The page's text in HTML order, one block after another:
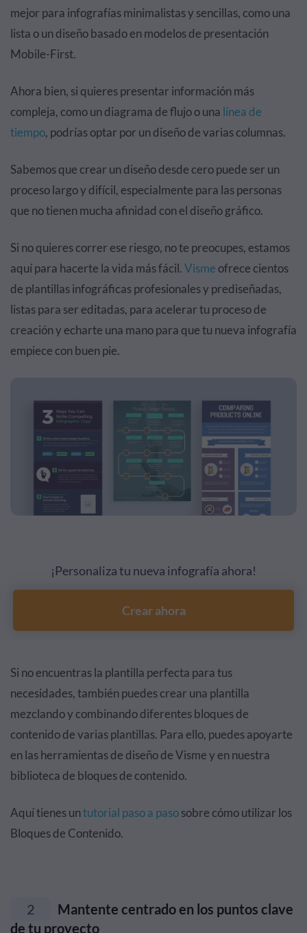
mejor para infografías minimalistas y sencillas, como una
lista o un diseño basado en modelos de presentación
Mobile-First.
Ahora bien, si quieres presentar información más
compleja, como un diagrama de flujo o una línea de
tiempo, podrías optar por un diseño de varias columnas.
Sabemos que crear un diseño desde cero puede ser un
proceso largo y difícil, especialmente para las personas
que no tienen mucha afinidad con el diseño gráfico.
Si no quieres correr ese riesgo, no te preocupes, estamos
aquí para hacerte la vida más fácil.Visme ofrece cientos
de plantillas infográficas profesionales y prediseñadas,
listas para ser editadas, para acelerar tu proceso de
creación y echarte una mano para que tu nueva infografía
empiece con buen pie.
¡Personaliza tu nueva infografía ahora!
Crear ahora
Si no encuentras la plantilla perfecta para tus
necesidades, también puedes crear una plantilla
mezclando y combinando diferentes bloques de
contenido de varias plantillas. Para ello, puedes apoyarte
en las herramientas de diseño de Visme y en nuestra
biblioteca de bloques de contenido.
Aquí tienes untutorial paso a pasosobre cómo utilizar los
Bloques de Contenido.
2
Mantente centrado en los puntos clave
de tu proyecto